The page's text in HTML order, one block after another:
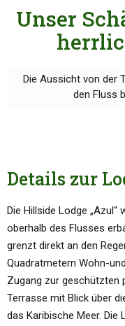
Unser
Die Aussicht von der
den Fluss
Details zur
Die Hillside Lodge
oberhalb des Flusses
grenzt direkt an den
Quadratmetern Wohn-
Zugang zur geschützten
Terrasse mit Blick über
das Karibische Meer. Die